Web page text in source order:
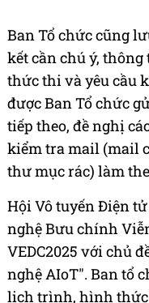
Ban Tổ chức cũng
kết cần chú ý,
thức thi và yêu cầu
được Ban Tổ chức
tiếp theo, đề nghị
kiểm tra mail (mail
thư mục rác) làm
Hội Vô tuyến Điện
nghệ Bưu chính
VEDC2025 với chủ
nghệ AIoT". Ban tổ
lịch trình, hình thức